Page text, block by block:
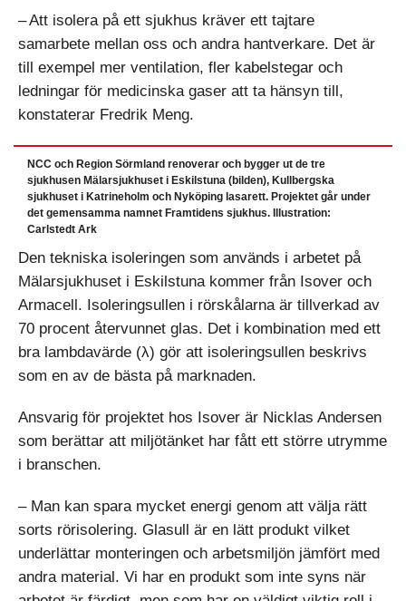
– Att isolera på ett sjukhus kräver ett tajtare
samarbete mellan oss och andra hantverkare. Det är
till exempel mer ventilation, fler kabelstegar och
ledningar för medicinska gaser att ta hänsyn till,
konstaterar Fredrik Meng.
NCC och Region Sörmland renoverar och bygger ut de tre
sjukhusen Mälarsjukhuset i Eskilstuna (bilden), Kullbergska
sjukhuset i Katrineholm och Nyköping lasarett. Projektet går under
det gemensamma namnet Framtidens sjukhus. Illustration:
Carlstedt Ark
Den tekniska isoleringen som används i arbetet på
Mälarsjukhuset i Eskilstuna kommer från Isover och
Armacell. Isoleringsullen i rörskålarna är tillverkad av
70 procent återvunnet glas. Det i kombination med ett
bra lambdavärde (λ) gör att isoleringsullen beskrivs
som en av de bästa på marknaden.
Ansvarig för projektet hos Isover är Nicklas Andersen
som berättar att miljötänket har fått ett större utrymme
i branschen.
– Man kan spara mycket energi genom att välja rätt
sorts rörisolering. Glas­ull är en lätt produkt vilket
underlättar monteringen och arbetsmiljön jämfört med
andra material. Vi har en produkt som inte syns när